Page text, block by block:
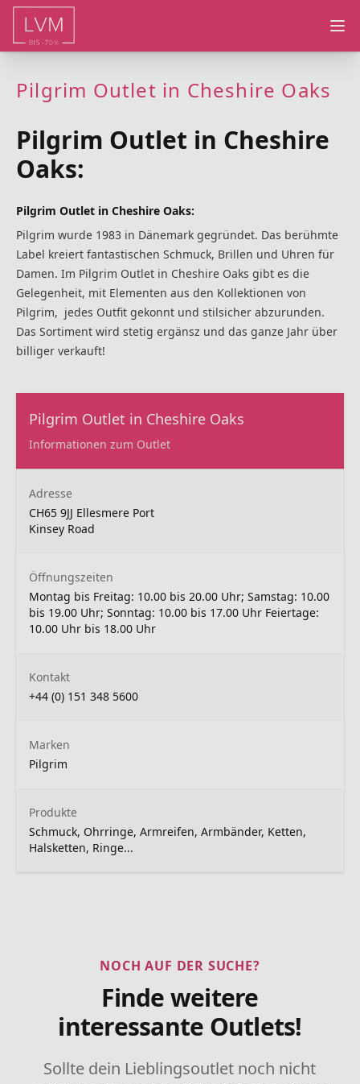
Pilgrim Outlet in Cheshire Oaks
Pilgrim Outlet in Cheshire
Oaks:
Pilgrim Outlet in Cheshire Oaks:
Pilgrim wurde 1983 in Dänemark gegründet. Das berühmte
Label kreiert fantastischen Schmuck, Brillen und Uhren für
Damen. Im Pilgrim Outlet in Cheshire Oaks gibt es die
Gelegenheit, mit Elementen aus den Kollektionen von
Pilgrim, jedes Outfit gekonnt und stilsicher abzurunden.
Das Sortiment wird stetig ergänsz und das ganze Jahr über
billiger verkauft!
Pilgrim Outlet in Cheshire Oaks
Informationen zum Outlet
Adresse
CH65 9JJ Ellesmere Port
Kinsey Road
Öffnungszeiten
Montag bis Freitag: 10.00 bis 20.00 Uhr; Samstag: 10.00
bis 19.00 Uhr; Sonntag: 10.00 bis 17.00 Uhr Feiertage:
10.00 Uhr bis 18.00 Uhr
Kontakt
+44 (0) 151 348 5600
Marken
Pilgrim
Produkte
Schmuck, Ohrringe, Armreifen, Armbänder, Ketten,
Halsketten, Ringe...
NOCH AUF DER SUCHE?
Finde weitere
interessante Outlets!
Sollte dein Lieblingsoutlet noch nicht